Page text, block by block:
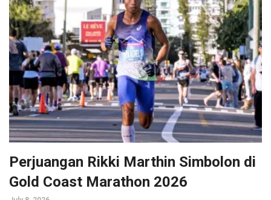
Perjuangan Rikki Marthin Simbolon di
Gold Coast Marathon 2026